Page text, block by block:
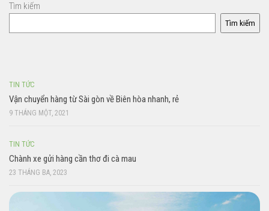
Tìm kiếm
Tìm kiếm
TIN TỨC
Vận chuyển hàng từ Sài gòn về Biên hòa nhanh, rẻ
9 THÁNG MỘT, 2021
TIN TỨC
Chành xe gửi hàng cần thơ đi cà mau
23 THÁNG BA, 2023